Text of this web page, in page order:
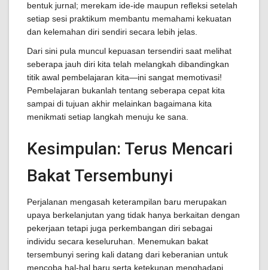
bentuk jurnal; merekam ide-ide maupun refleksi setelah
setiap sesi praktikum membantu memahami kekuatan
dan kelemahan diri sendiri secara lebih jelas.
Dari sini pula muncul kepuasan tersendiri saat melihat
seberapa jauh diri kita telah melangkah dibandingkan
titik awal pembelajaran kita—ini sangat memotivasi!
Pembelajaran bukanlah tentang seberapa cepat kita
sampai di tujuan akhir melainkan bagaimana kita
menikmati setiap langkah menuju ke sana.
Kesimpulan: Terus Mencari
Bakat Tersembunyi
Perjalanan mengasah keterampilan baru merupakan
upaya berkelanjutan yang tidak hanya berkaitan dengan
pekerjaan tetapi juga perkembangan diri sebagai
individu secara keseluruhan. Menemukan bakat
tersembunyi sering kali datang dari keberanian untuk
mencoba hal-hal baru serta ketekunan menghadapi